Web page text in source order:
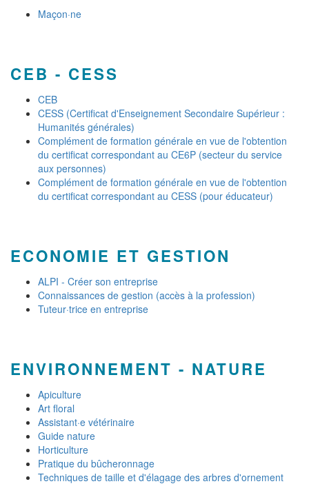
Maçon·ne
CEB - CESS
CEB
CESS (Certificat d'Enseignement Secondaire Supérieur :
Humanités générales)
Complément de formation générale en vue de l'obtention
du certificat correspondant au CE6P (secteur du service
aux personnes)
Complément de formation générale en vue de l'obtention
du certificat correspondant au CESS (pour éducateur)
ECONOMIE ET GESTION
ALPI - Créer son entreprise
Connaissances de gestion (accès à la profession)
Tuteur·trice en entreprise
ENVIRONNEMENT - NATURE
Apiculture
Art floral
Assistant·e vétérinaire
Guide nature
Horticulture
Pratique du bûcheronnage
Techniques de taille et d'élagage des arbres d'ornement